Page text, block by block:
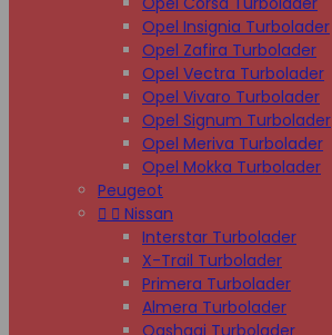
Opel Insignia Turbolader
Opel Zafira Turbolader
Opel Vectra Turbolader
Opel Vivaro Turbolader
Opel Signum Turbolader
Opel Meriva Turbolader
Opel Mokka Turbolader
Peugeot
  Nissan
Interstar Turbolader
X-Trail Turbolader
Primera Turbolader
Almera Turbolader
Qashqai Turbolader